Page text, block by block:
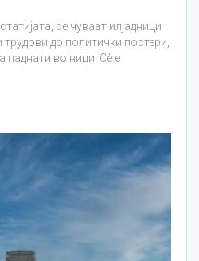
се чуваат илјадници
трудови до политички постери,
војници. Сè е